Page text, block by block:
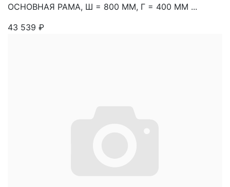
ОСНОВНАЯ РАМА, Ш = 800 ММ, Г = 400 ММ ...
43 539 ₽